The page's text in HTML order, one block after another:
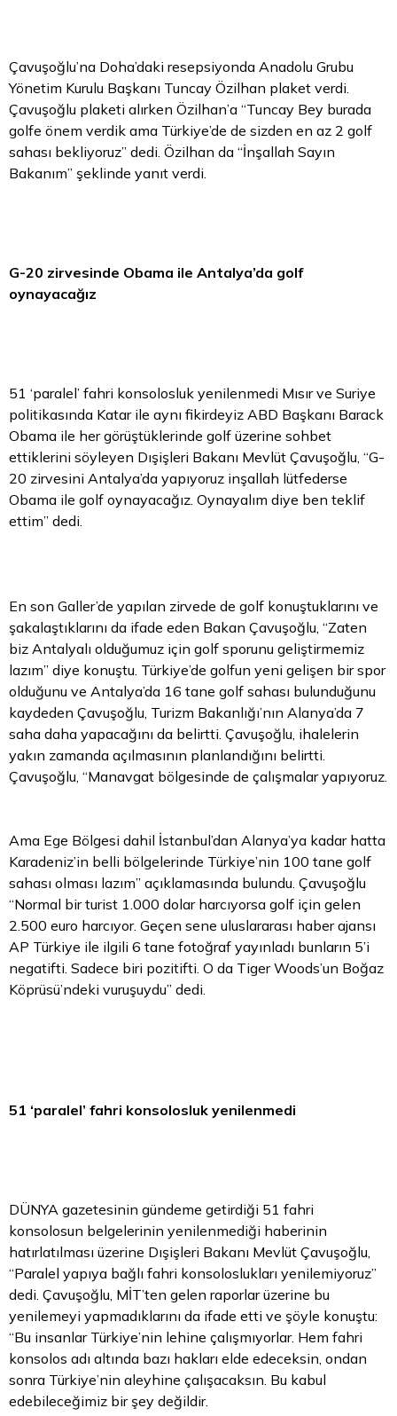
Çavuşoğlu’na Doha’daki resepsiyonda Anadolu Grubu
Yönetim Kurulu Başkanı Tuncay Özilhan plaket verdi.
Çavuşoğlu plaketi alırken Özilhan’a “Tuncay Bey burada
golfe önem verdik ama Türkiye’de de sizden en az 2 golf
sahası bekliyoruz” dedi. Özilhan da “İnşallah Sayın
Bakanım” şeklinde yanıt verdi.
G-20 zirvesinde Obama ile Antalya’da golf
oynayacağız
51 ‘paralel’ fahri konsolosluk yenilenmedi Mısır ve Suriye
politikasında Katar ile aynı fikirdeyiz ABD Başkanı Barack
Obama ile her görüştüklerinde golf üzerine sohbet
ettiklerini söyleyen Dışişleri Bakanı Mevlüt Çavuşoğlu, “G-
20 zirvesini Antalya’da yapıyoruz inşallah lütfederse
Obama ile golf oynayacağız. Oynayalım diye ben teklif
ettim” dedi.
En son Galler’de yapılan zirvede de golf konuştuklarını ve
şakalaştıklarını da ifade eden Bakan Çavuşoğlu, “Zaten
biz Antalyalı olduğumuz için golf sporunu geliştirmemiz
lazım” diye konuştu. Türkiye’de golfun yeni gelişen bir spor
olduğunu ve Antalya’da 16 tane golf sahası bulunduğunu
kaydeden Çavuşoğlu, Turizm Bakanlığı’nın Alanya’da 7
saha daha yapacağını da belirtti. Çavuşoğlu, ihalelerin
yakın zamanda açılmasının planlandığını belirtti.
Çavuşoğlu, “Manavgat bölgesinde de çalışmalar yapıyoruz.
Ama Ege Bölgesi dahil İstanbul’dan Alanya’ya kadar hatta
Karadeniz’in belli bölgelerinde Türkiye’nin 100 tane golf
sahası olması lazım” açıklamasında bulundu. Çavuşoğlu
“Normal bir turist 1.000 dolarharcıyorsa golf için gelen
2.500 euro harcıyor. Geçen sene uluslararası haber ajansı
AP Türkiye ile ilgili 6 tane fotoğraf yayınladı bunların 5’i
negatifti. Sadece biri pozitifti. O da Tiger Woods’un Boğaz
Köprüsü’ndeki vuruşuydu” dedi.
51 ‘paralel’ fahri konsolosluk yenilenmedi
DÜNYA gazetesinin gündeme getirdiği 51 fahri
konsolosun belgelerinin yenilenmediği haberinin
hatırlatılması üzerine Dışişleri Bakanı Mevlüt Çavuşoğlu,
“Paralel yapıya bağlı fahri konsoloslukları yenilemiyoruz”
dedi. Çavuşoğlu, MİT’ten gelen raporlar üzerine bu
yenilemeyi yapmadıklarını da ifade etti ve şöyle konuştu:
“Bu insanlar Türkiye’nin lehine çalışmıyorlar. Hem fahri
konsolos adı altında bazı hakları elde edeceksin, ondan
sonra Türkiye’nin aleyhine çalışacaksın. Bu kabul
edebileceğimiz bir şey değildir.